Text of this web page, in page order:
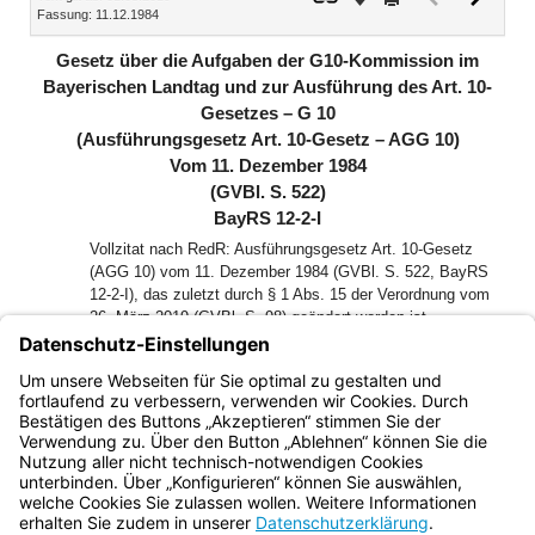
Fassung: 11.12.1984
(inaktiv)
Gesetz über die Aufgaben der G10-Kommission im
Bayerischen Landtag und zur Ausführung des Art. 10-
Gesetzes – G 10
(Ausführungsgesetz Art. 10-Gesetz – AGG 10)
Vom 11. Dezember 1984
(GVBl. S. 522)
BayRS 12-2-I
Vollzitat nach RedR: Ausführungsgesetz Art. 10-Gesetz
(AGG 10) vom 11. Dezember 1984 (GVBl. S. 522, BayRS
12-2-I), das zuletzt durch § 1 Abs. 15 der Verordnung vom
26. März 2019 (GVBl. S. 98) geändert worden ist
beschlossen, das nach Anhörung des Senats hiermit
bekanntgemacht wird:
Bayern.de
BayernPortal